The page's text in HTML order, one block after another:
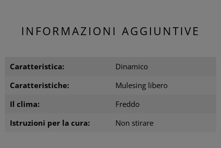
INFORMAZIONI AGGIUNTIVE
Caratteristica:
Dinamico
Caratteristiche:
Mulesing libero
Il clima:
Freddo
Istruzioni per la cura:
Non stirare